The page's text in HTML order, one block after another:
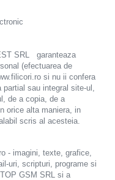
SRL garanteaza
(efectuarea de
si nu ii confera
sau integral site-ul,
de a copia, de a
orice alta maniera, in
scris al acesteia.
- imagini, texte, grafice,
uri, scripturi, programe si
GSM SRL si a